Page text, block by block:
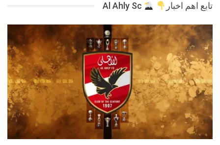
تابع اهم اخبار